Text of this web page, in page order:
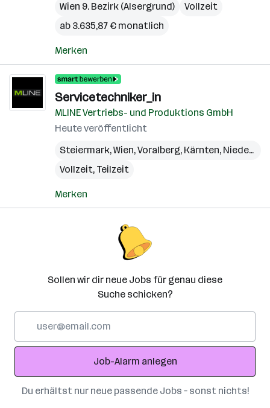
Wien 9. Bezirk (Alsergrund)
Vollzeit
ab 3.635,87 € monatlich
Merken
Servicetechniker_in
MLINE Vertriebs- und Produktions GmbH
Heute veröffentlicht
Steiermark,Wien,Voralberg, Kärnten, Niederösterreich
Vollzeit, Teilzeit
Merken
Sollen wir dir neue Jobs für genau diese
Suche schicken?
Adresse
Job-Alarm anlegen
Du erhältst nur neue passende Jobs – sonst nichts!